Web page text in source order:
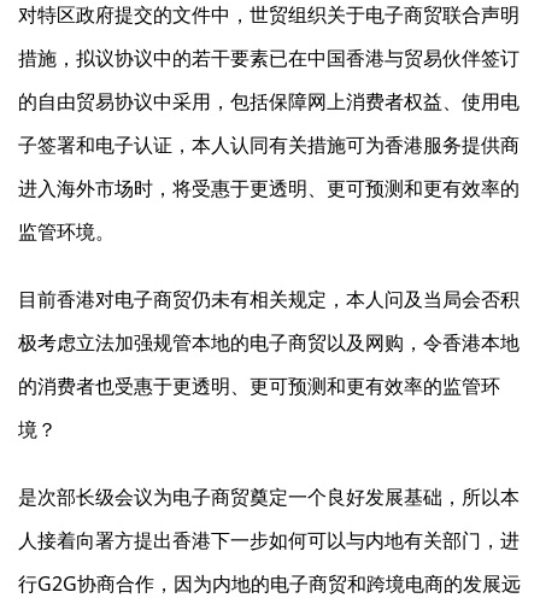
对特区政府提交的文件中，世贸组织关于电子商贸联合声明
措施，拟议协议中的若干要素已在中国香港与贸易伙伴签订
的自由贸易协议中采用，包括保障网上消费者权益、使用电
子签署和电子认证，本人认同有关措施可为香港服务提供商
进入海外市场时，将受惠于更透明、更可预测和更有效率的
监管环境。
目前香港对电子商贸仍未有相关规定，本人问及当局会否积
极考虑立法加强规管本地的电子商贸以及网购，令香港本地
的消费者也受惠于更透明、更可预测和更有效率的监管环
境？
是次部长级会议为电子商贸奠定一个良好发展基础，所以本
人接着向署方提出香港下一步如何可以与内地有关部门，进
行G2G协商合作，因为内地的电子商贸和跨境电商的发展远